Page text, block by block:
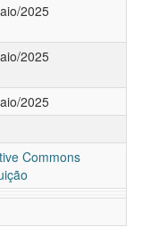
2025
2025
2025
Commons